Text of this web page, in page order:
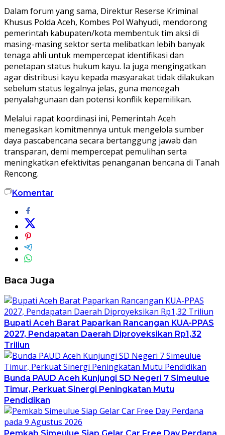
Dalam forum yang sama, Direktur Reserse Kriminal
Khusus Polda Aceh, Kombes Pol Wahyudi, mendorong
pemerintah kabupaten/kota membentuk tim aksi di
masing-masing sektor serta melibatkan lebih banyak
tenaga ahli untuk mempercepat identifikasi dan
penetapan status hukum kayu. Ia juga mengingatkan
agar distribusi kayu kepada masyarakat tidak dilakukan
sebelum status legalnya jelas, guna mencegah
penyalahgunaan dan potensi konflik kepemilikan.
Melalui rapat koordinasi ini, Pemerintah Aceh
menegaskan komitmennya untuk mengelola sumber
daya pascabencana secara bertanggung jawab dan
transparan, demi mempercepat pemulihan serta
meningkatkan efektivitas penanganan bencana di Tanah
Rencong.
Komentar
Baca Juga
Bupati Aceh Barat Paparkan Rancangan KUA-PPAS
2027, Pendapatan Daerah Diproyeksikan Rp1,32
Triliun
Bunda PAUD Aceh Kunjungi SD Negeri 7 Simeulue
Timur, Perkuat Sinergi Peningkatan Mutu
Pendidikan